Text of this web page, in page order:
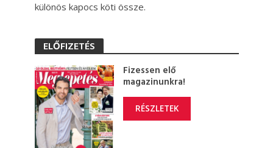
különös kapocs köti össze.
ELŐFIZETÉS
Fizessen elő
magazinunkra!
RÉSZLETEK